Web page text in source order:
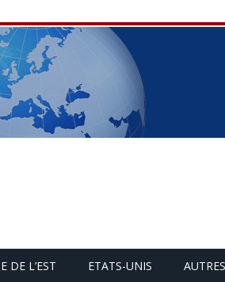
DE L’EST ETATS-UNIS AUTRES